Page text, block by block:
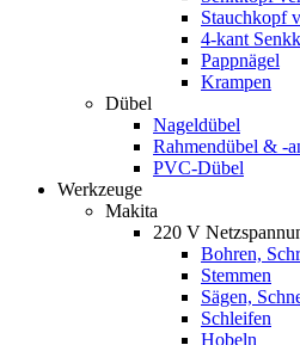
Stauchkopf
4-kant
Pappnägel
Krampen
Dübel
Nageldübel
Rahmendübel & -
PVC-Dübel
Werkzeuge
Makita
220 V
Bohren,
Stemmen
Sägen,
Schleifen
Hobeln